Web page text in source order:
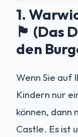
1.
🏴󠁧󠁢󠁥󠁮󠁧󠁿 (Das
den
Wenn Sie auf
Kindern nur
können, dann
Castle. Es ist